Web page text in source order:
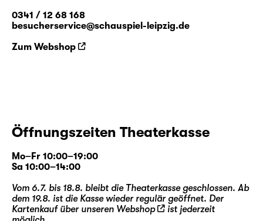
0341 / 12 68 168
besucherservice@schauspiel-leipzig.de
Zum Webshop
Öffnungszeiten Theaterkasse
Mo–Fr 10:00–19:00
Sa 10:00–14:00
Vom 6.7. bis 18.8. bleibt die Theaterkasse geschlossen. Ab
dem 19.8. ist die Kasse wieder regulär geöffnet. Der
Kartenkauf über unseren Webshop
ist jederzeit